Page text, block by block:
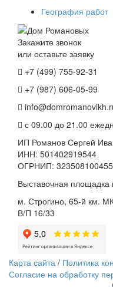
География работ
Закажите звонок
или оставьте заявку
+7 (499) 755-92-31
+7 (987) 606-05-99
с 09.00 до 21.00
ИП Романов Сергей
ИНН: 501402919544
ОГРНИП:
Выставочная площадка
м. Строгино, 65-й км.
В/П 16/33
Карта сайта / Политика
Согласие на обработку